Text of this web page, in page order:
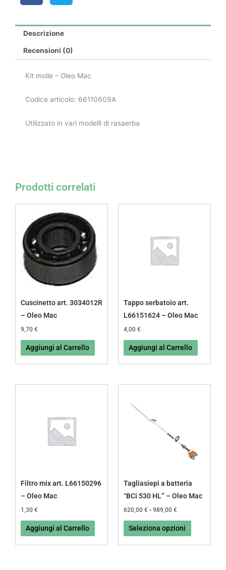
Descrizione
Recensioni (0)
Kit molle – Oleo Mac
Codice articolo: 66110609A
Utilizzato in vari modelli di rasaerba
Prodotti correlati
Cuscinetto art. 3034012R
– Oleo Mac
9,70 €
Aggiungi al Carrello
Tappo serbatoio art.
L66151624 – Oleo Mac
4,00 €
Aggiungi al Carrello
Filtro mix art. L66150296
– Oleo Mac
1,30 €
Aggiungi al Carrello
Tagliasiepi a batteria
“BCi 530 HL” – Oleo Mac
620,00 € - 989,00 €
989,00 €
Seleziona opzioni
Le
essere